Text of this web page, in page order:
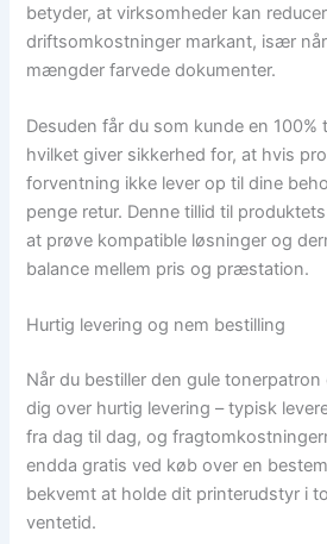
betyder, at virksomheder kan
driftsomkostninger markant, især
mængder farvede dokumenter.
Desuden får du som kunde en 100%
hvilket giver sikkerhed for, at hvis
forventning ikke lever op til dine
penge retur. Denne tillid til
at prøve kompatible løsninger og
balance mellem pris og præstation.
Hurtig levering og nem bestilling
Når du bestiller den gule
dig over hurtig levering – typisk
fra dag til dag, og
endda gratis ved køb over en
bekvemt at holde dit printerudstyr i
ventetid.